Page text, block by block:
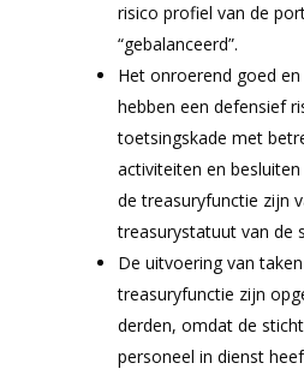
risico profiel van de
“gebalanceerd”.
Het onroerend goed
hebben een defensief
toetsingskade met
activiteiten en
de treasuryfunctie zijn
treasurystatuut van de
De uitvoering van
treasuryfunctie zijn
derden, omdat de
personeel in dienst